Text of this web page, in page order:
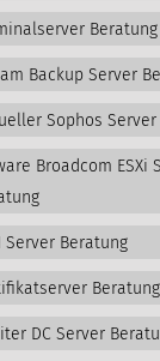
Beratung
Backup Server
Sophos
Broadcom ESXi
Server Beratung
Beratung
DC Server